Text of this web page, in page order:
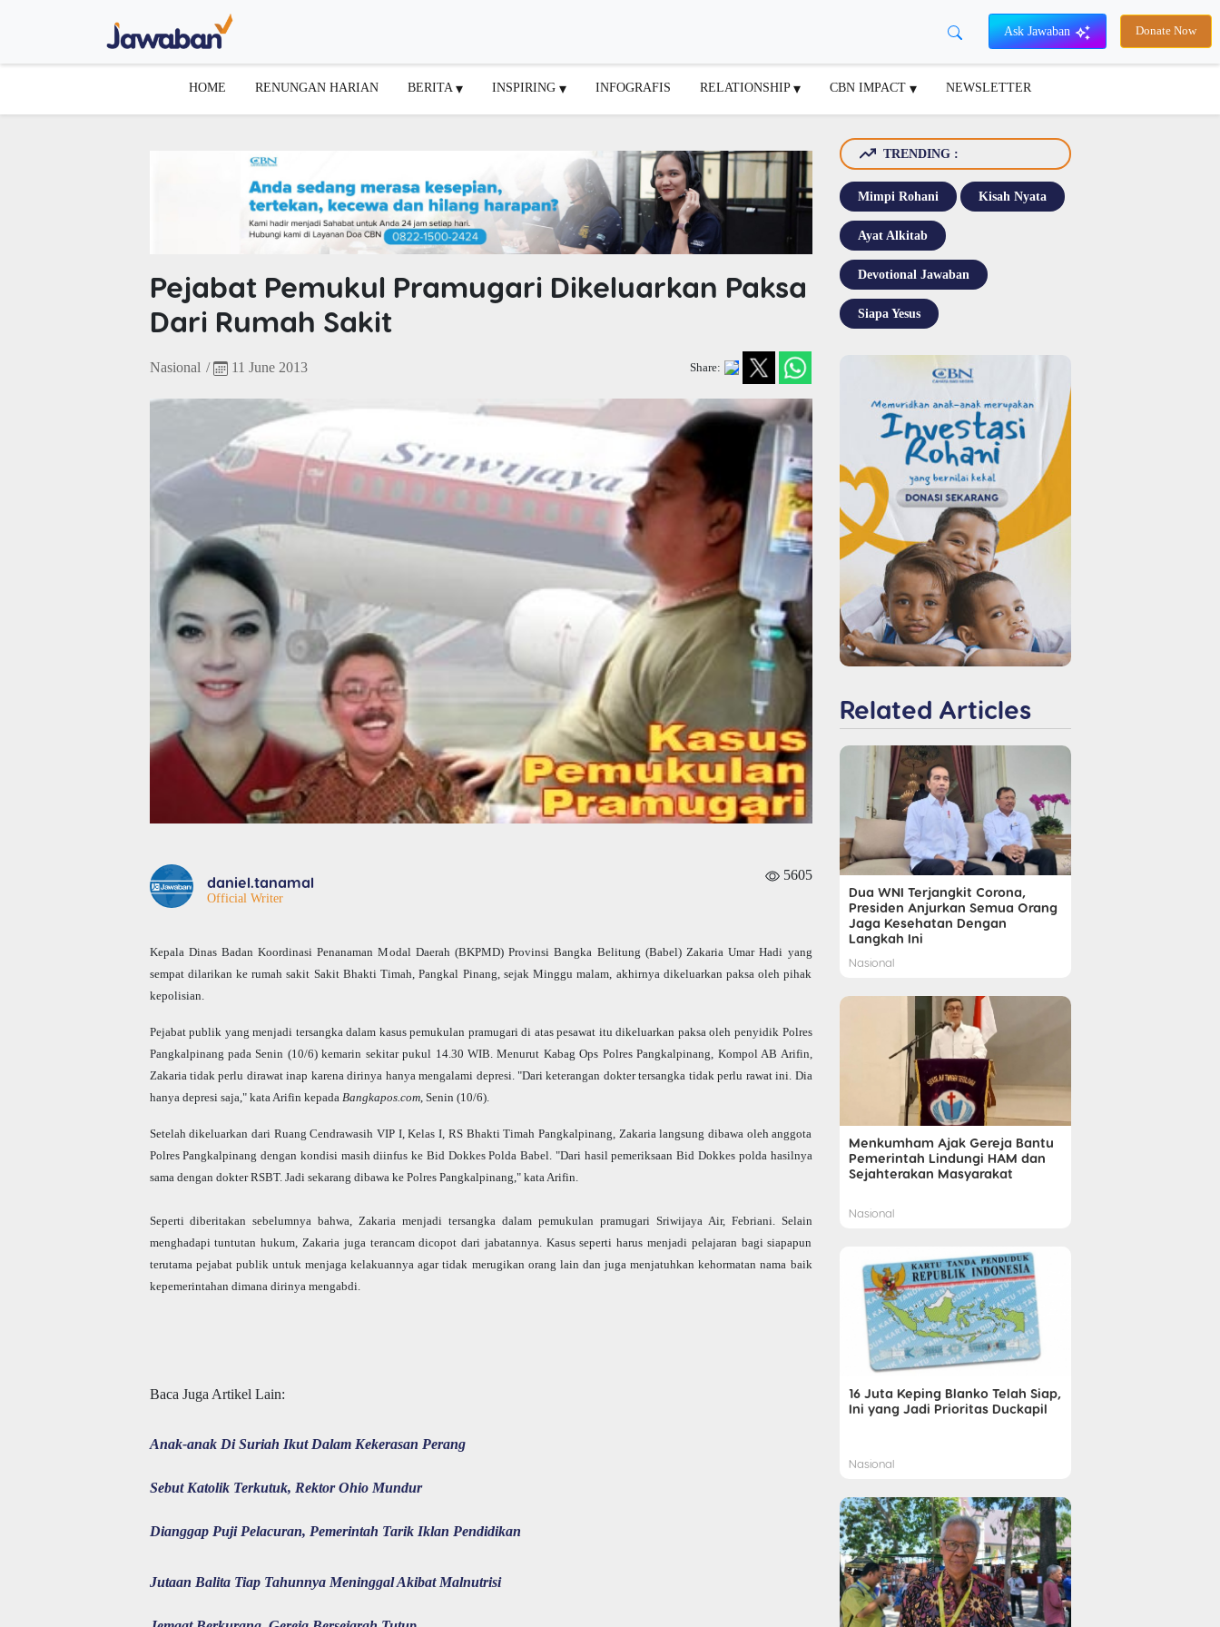
Ask Jawaban Donate Now
HOME RENUNGAN HARIAN BERITA INSPIRING INFOGRAFIS RELATIONSHIP CBN IMPACT NEWSLETTER
Pejabat Pemukul Pramugari Dikeluarkan Paksa
Dari Rumah Sakit
Nasional / 11 June 2013 Share:
daniel.tanamal
Official Writer
5605
Kepala Dinas Badan Koordinasi Penanaman Modal Daerah (BKPMD) Provinsi Bangka Belitung (Babel) Zakaria Umar Hadi yang
sempat dilarikan ke rumah sakit Sakit Bhakti Timah, Pangkal Pinang, sejak Minggu malam, akhirnya dikeluarkan paksa oleh pihak
kepolisian.
Pejabat publik yang menjadi tersangka dalam kasus pemukulan pramugari di atas pesawat itu dikeluarkan paksa oleh penyidik Polres
Pangkalpinang pada Senin (10/6) kemarin sekitar pukul 14.30 WIB. Menurut Kabag Ops Polres Pangkalpinang, Kompol AB Arifin,
Zakaria tidak perlu dirawat inap karena dirinya hanya mengalami depresi. "Dari keterangan dokter tersangka tidak perlu rawat ini. Dia
hanya depresi saja," kata Arifin kepada Bangkapos.com, Senin (10/6).
Setelah dikeluarkan dari Ruang Cendrawasih VIP I, Kelas I, RS Bhakti Timah Pangkalpinang, Zakaria langsung dibawa oleh anggota
Polres Pangkalpinang dengan kondisi masih diinfus ke Bid Dokkes Polda Babel. "Dari hasil pemeriksaan Bid Dokkes polda hasilnya
sama dengan dokter RSBT. Jadi sekarang dibawa ke Polres Pangkalpinang," kata Arifin.
Seperti diberitakan sebelumnya bahwa, Zakaria menjadi tersangka dalam pemukulan pramugari Sriwijaya Air, Febriani. Selain
menghadapi tuntutan hukum, Zakaria juga terancam dicopot dari jabatannya. Kasus seperti harus menjadi pelajaran bagi siapapun
terutama pejabat publik untuk menjaga kelakuannya agar tidak merugikan orang lain dan juga menjatuhkan kehormatan nama baik
kepemerintahan dimana dirinya mengabdi.
Baca Juga Artikel Lain:
Anak-anak Di Suriah Ikut Dalam Kekerasan Perang
Sebut Katolik Terkutuk, Rektor Ohio Mundur
Dianggap Puji Pelacuran, Pemerintah Tarik Iklan Pendidikan
Jutaan Balita Tiap Tahunnya Meninggal Akibat Malnutrisi
TRENDING :
Mimpi Rohani Kisah Nyata
Ayat Alkitab
Devotional Jawaban
Siapa Yesus
Related Articles
Dua WNI Terjangkit Corona,
Presiden Anjurkan Semua Orang
Jaga Kesehatan Dengan
Langkah Ini
Nasional
Menkumham Ajak Gereja Bantu
Pemerintah Lindungi HAM dan
Sejahterakan Masyarakat
Nasional
16 Juta Keping Blanko Telah Siap,
Ini yang Jadi Prioritas Duckapil
Nasional